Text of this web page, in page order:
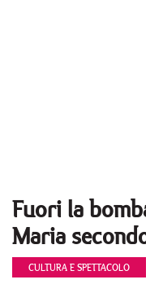
Fuori la
Maria
CULTURA E SPETTACOLO